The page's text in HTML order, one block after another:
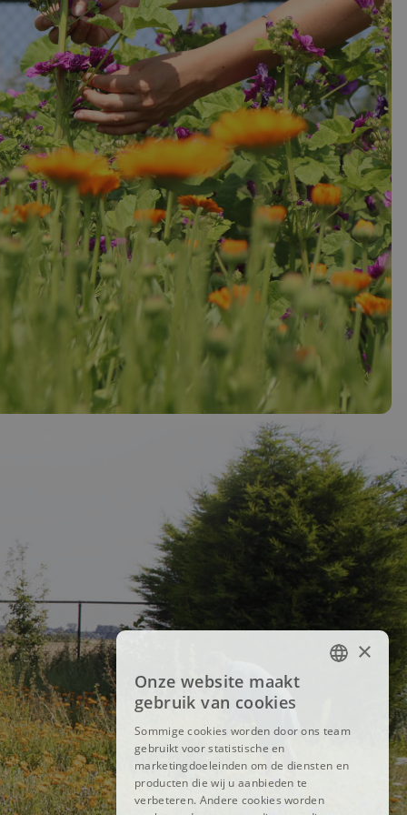
×
Onze website maakt
gebruik van cookies
Sommige cookies worden door ons team
gebruikt voor statistische en
marketingdoeleinden om de diensten en
producten die wij u aanbieden te
verbeteren. Andere cookies worden